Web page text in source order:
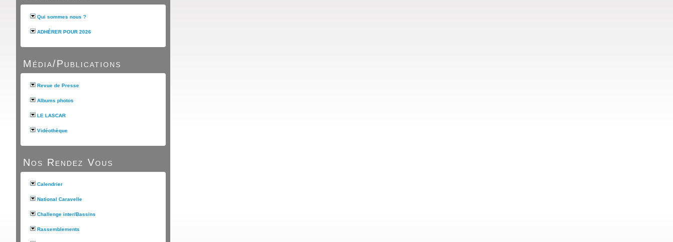
Qui sommes nous ?
ADHÉRER POUR 2026
Média/Publications
Revue de Presse
Albums photos
LE LASCAR
Vidéothèque
Nos Rendez Vous
Calendrier
National Caravelle
Challenge inter/Bassins
Rassemblements